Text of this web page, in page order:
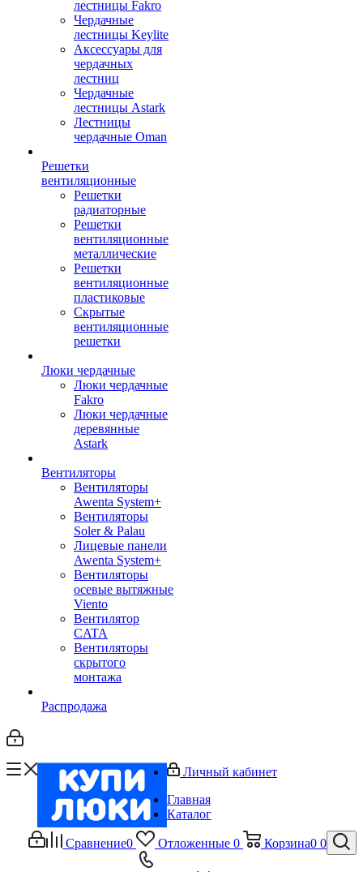
лестницы Fakro
Чердачные
лестницы Keylite
Аксессуары для
чердачных
лестниц
Чердачные
лестницы Astark
Лестницы
чердачные Oman
Решетки
вентиляционные
Решетки
радиаторные
Решетки
вентиляционные
металлические
Решетки
вентиляционные
пластиковые
Скрытые
вентиляционные
решетки
Люки чердачные
Люки чердачные
Fakro
Люки чердачные
деревянные
Astark
Вентиляторы
Вентиляторы
Awenta System+
Вентиляторы
Soler & Palau
Лицевые панели
Awenta System+
Вентиляторы
осевые вытяжные
Viento
Вентилятор
CATA
Вентиляторы
скрытого
монтажа
Распродажа
Сравнение0 Отложенные 0 Корзина0 0
Личный кабинет
Главная
Каталог